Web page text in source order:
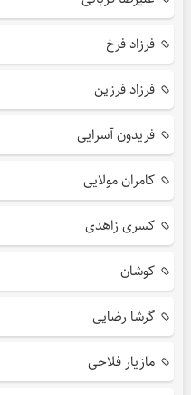
فرزاد فرخ
فرزاد فرزین
فریدون آسرایی
کامران مولایی
کسری زاهدی
کوشان
گرشا رضایی
مازیار فلاحی